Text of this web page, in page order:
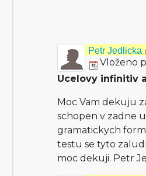
Petr Jedlicka
Vloženo
Ucelovy infinitiv
Moc Vam dekuju
schopen v zadne
gramatickych
testu se tyto
moc dekuji. Petr